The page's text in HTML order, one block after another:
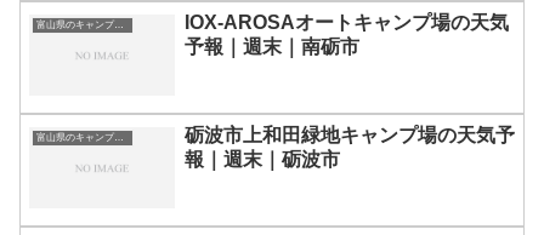
富山県のキャンプ場一覧
IOX-AROSAオートキャンプ場の天気
予報｜週末｜南砺市
富山県のキャンプ場一覧
砺波市上和田緑地キャンプ場の天気予
報｜週末｜砺波市